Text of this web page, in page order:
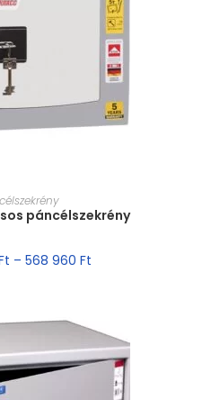
VÁLASZTÁSA
páncélszekrény
– 568 960 Ft